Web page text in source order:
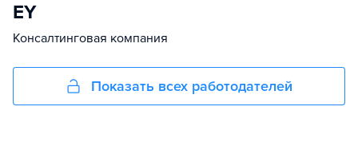
EY
Консалтинговая компания
Показать всех работодателей